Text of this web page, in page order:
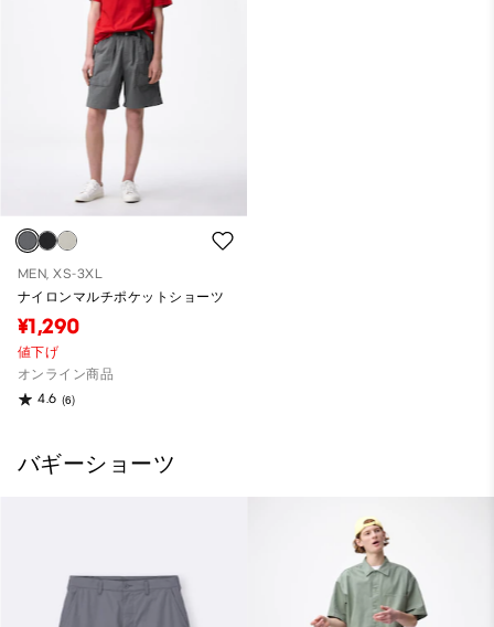
MEN, XS-3XL
ナイロンマルチポケットショーツ
¥1,290
値下げ
オンライン商品
4.6 (6)
バギーショーツ